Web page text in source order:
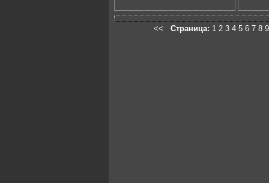
<< Страница: 1 2 3 4 5 6 7 8 9